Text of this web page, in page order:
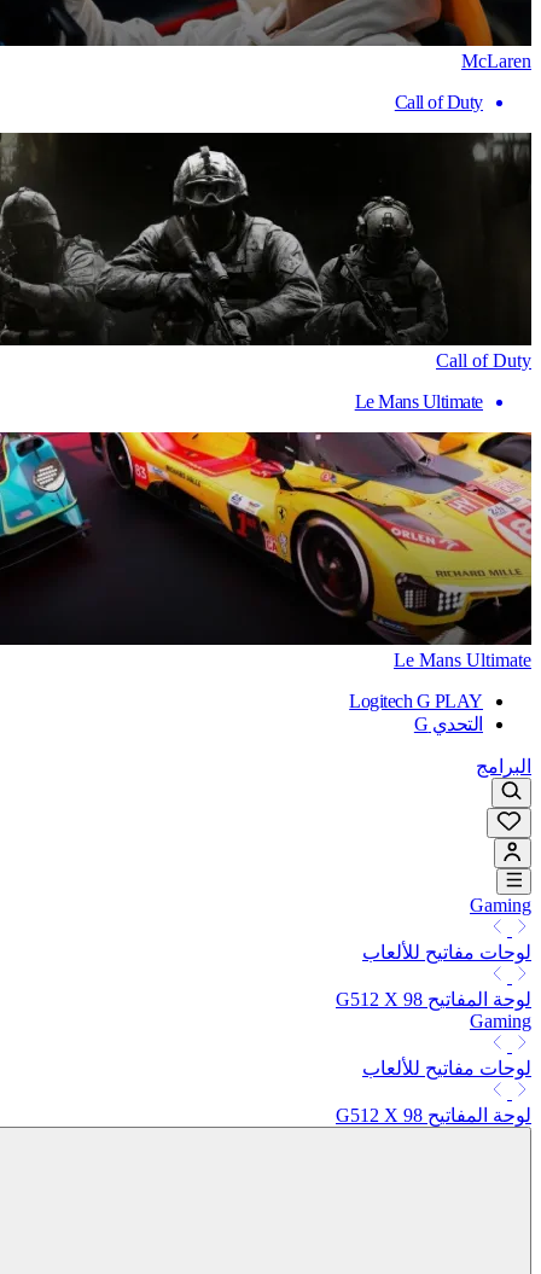
McLaren
Call of Duty
Call of Duty
Le Mans Ultimate
Le Mans Ultimate
Logitech G PLAY
التحدي G
البرامج
Gaming
لوحات مفاتيح للألعاب
لوحة المفاتيح G512 X 98
Gaming
لوحات مفاتيح للألعاب
لوحة المفاتيح G512 X 98